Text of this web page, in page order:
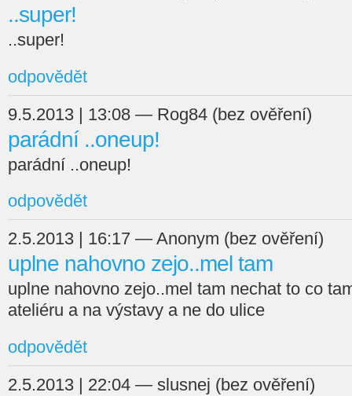
..super!
..super!
odpovědět
9.5.2013 | 13:08 — Rog84 (bez ověření)
parádní ..oneup!
parádní ..oneup!
odpovědět
2.5.2013 | 16:17 — Anonym (bez ověření)
uplne nahovno zejo..mel tam
uplne nahovno zejo..mel tam nechat to co
ateliéru a na výstavy a ne do ulice
odpovědět
2.5.2013 | 22:04 — slusnej (bez ověření)